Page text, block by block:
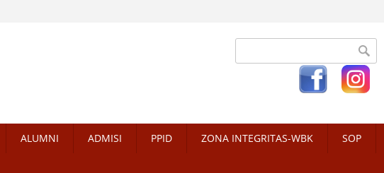
Search form
ALUMNI ADMISI PPID ZONA INTEGRITAS-WBK SOP